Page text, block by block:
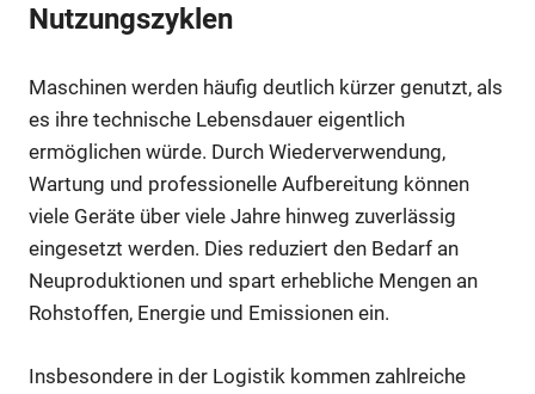
Nutzungszyklen
Maschinen werden häufig deutlich kürzer genutzt, als
es ihre technische Lebensdauer eigentlich
ermöglichen würde. Durch Wiederverwendung,
Wartung und professionelle Aufbereitung können
viele Geräte über viele Jahre hinweg zuverlässig
eingesetzt werden. Dies reduziert den Bedarf an
Neuproduktionen und spart erhebliche Mengen an
Rohstoffen, Energie und Emissionen ein.
Insbesondere in der Logistik kommen zahlreiche